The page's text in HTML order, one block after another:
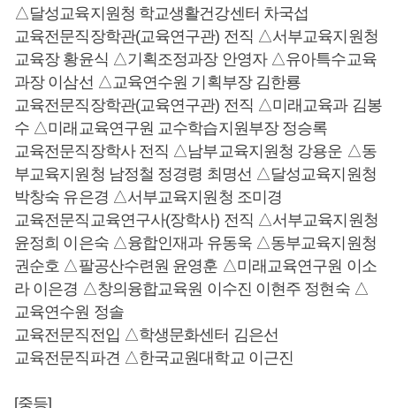
△달성교육지원청 학교생활건강센터 차국섭
교육전문직장학관(교육연구관) 전직 △서부교육지원청
교육장 황윤식 △기획조정과장 안영자 △유아특수교육
과장 이삼선 △교육연수원 기획부장 김한룡
교육전문직장학관(교육연구관) 전직 △미래교육과 김봉
수 △미래교육연구원 교수학습지원부장 정승록
교육전문직장학사 전직 △남부교육지원청 강용운 △동
부교육지원청 남정철 정경령 최명선 △달성교육지원청
박창숙 유은경 △서부교육지원청 조미경
교육전문직교육연구사(장학사) 전직 △서부교육지원청
윤정희 이은숙 △융합인재과 유동욱 △동부교육지원청
권순호 △팔공산수련원 윤영훈 △미래교육연구원 이소
라 이은경 △창의융합교육원 이수진 이현주 정현숙 △
교육연수원 정솔
교육전문직전입 △학생문화센터 김은선
교육전문직파견 △한국교원대학교 이근진
[중등]